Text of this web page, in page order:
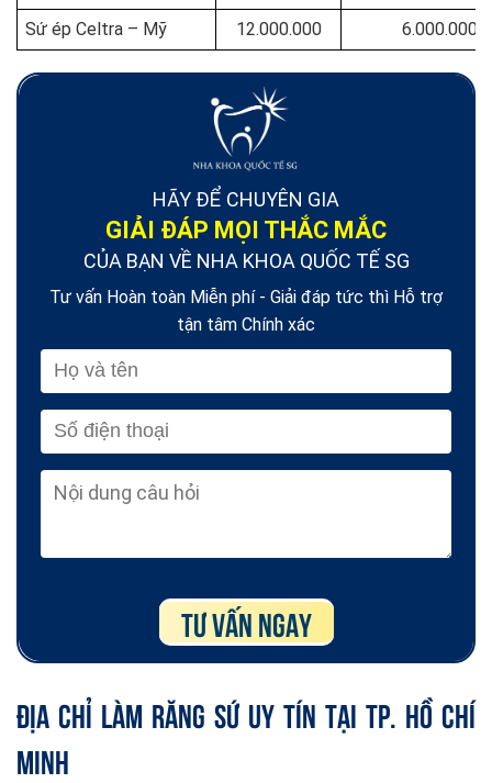
Sứ ép Celtra – Mỹ 12.000.000 6.000.000
HÃY ĐỂ CHUYÊN GIA
GIẢI ĐÁP MỌI THẮC MẮC
CỦA BẠN VỀ NHA KHOA QUỐC TẾ SG
Tư vấn Hoàn toàn Miễn phí - Giải đáp tức thì Hỗ trợ
tận tâm Chính xác
Địa chỉ làm răng sứ uy tín tại TP. Hồ Chí
Minh